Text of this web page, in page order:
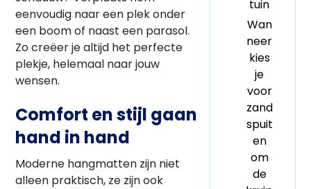
eenvoudig naar een plek onder
een boom of naast een parasol.
Zo creëer je altijd het perfecte
plekje, helemaal naar jouw
wensen.
Comfort en stijl gaan
hand in hand
Moderne hangmatten zijn niet
alleen praktisch, ze zijn ook
tuin
Wan
neer
kies
je
voor
zand
spuit
en
om
de